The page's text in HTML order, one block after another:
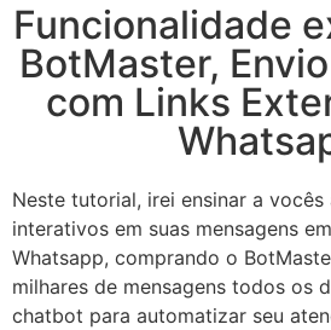
Funcionalidade
BotMaster,
com Links
Neste tutorial, irei ensinar a
interativos em suas mensagens
Whatsapp, comprando o
milhares de mensagens todos os
chatbot para automatizar seu